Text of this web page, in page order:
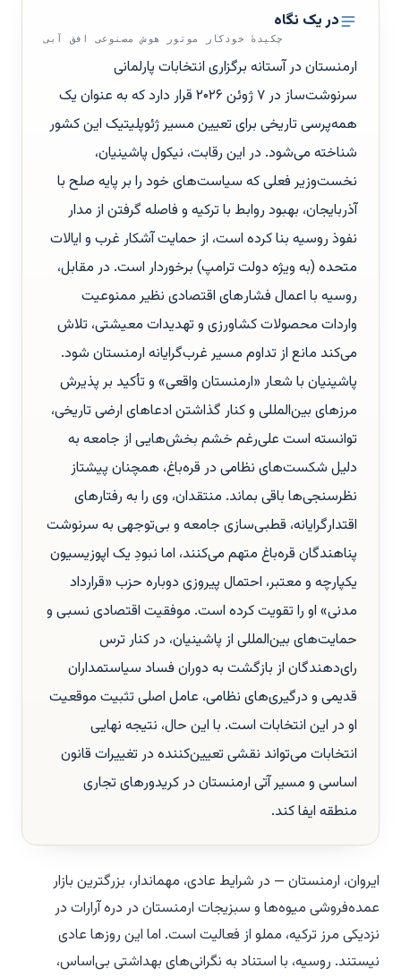
در یک نگاه
چکیدهٔ خودکار موتور هوش مصنوعی افق آبی
ارمنستان در آستانه برگزاری انتخابات پارلمانی
سرنوشت‌ساز در ۷ ژوئن ۲۰۲۶ قرار دارد که به عنوان یک
همه‌پرسی تاریخی برای تعیین مسیر ژئوپلیتیک این کشور
شناخته می‌شود. در این رقابت، نیکول پاشینیان،
نخست‌وزیر فعلی که سیاست‌های خود را بر پایه صلح با
آذربایجان، بهبود روابط با ترکیه و فاصله گرفتن از مدار
نفوذ روسیه بنا کرده است، از حمایت آشکار غرب و ایالات
متحده (به ویژه دولت ترامپ) برخوردار است. در مقابل،
روسیه با اعمال فشار‌های اقتصادی نظیر ممنوعیت
واردات محصولات کشاورزی و تهدیدات معیشتی، تلاش
می‌کند مانع از تداوم مسیر غرب‌گرایانه ارمنستان شود.
پاشینیان با شعار «ارمنستان واقعی» و تأکید بر پذیرش
مرزهای بین‌المللی و کنار گذاشتن ادعاهای ارضی تاریخی،
توانسته است علی‌رغم خشم بخش‌هایی از جامعه به
دلیل شکست‌های نظامی در قره‌باغ، همچنان پیشتاز
نظرسنجی‌ها باقی بماند. منتقدان، وی را به رفتارهای
اقتدارگرایانه، قطبی‌سازی جامعه و بی‌توجهی به سرنوشت
پناهندگان قره‌باغ متهم می‌کنند، اما نبودِ یک اپوزیسیون
یکپارچه و معتبر، احتمال پیروزی دوباره حزب «قرارداد
مدنی» او را تقویت کرده است. موفقیت اقتصادی نسبی و
حمایت‌های بین‌المللی از پاشینیان، در کنار ترس
رای‌دهندگان از بازگشت به دوران فساد سیاستمداران
قدیمی و درگیری‌های نظامی، عامل اصلی تثبیت موقعیت
او در این انتخابات است. با این حال، نتیجه نهایی
انتخابات می‌تواند نقشی تعیین‌کننده در تغییرات قانون
اساسی و مسیر آتی ارمنستان در کریدورهای تجاری
منطقه ایفا کند.
ایروان، ارمنستان — در شرایط عادی، مهماندار، بزرگترین بازار
عمده‌فروشی میوه‌ها و سبزیجات ارمنستان در دره آرارات در
نزدیکی مرز ترکیه، مملو از فعالیت است. اما این روزها عادی
نیستند. روسیه، با استناد به نگرانی‌های بهداشتی بی‌اساس،